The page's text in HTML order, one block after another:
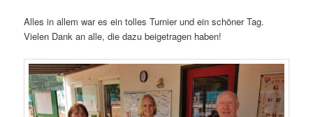
Alles in allem war es ein tolles Turnier und ein schöner Tag.
Vielen Dank an alle, die dazu beigetragen haben!